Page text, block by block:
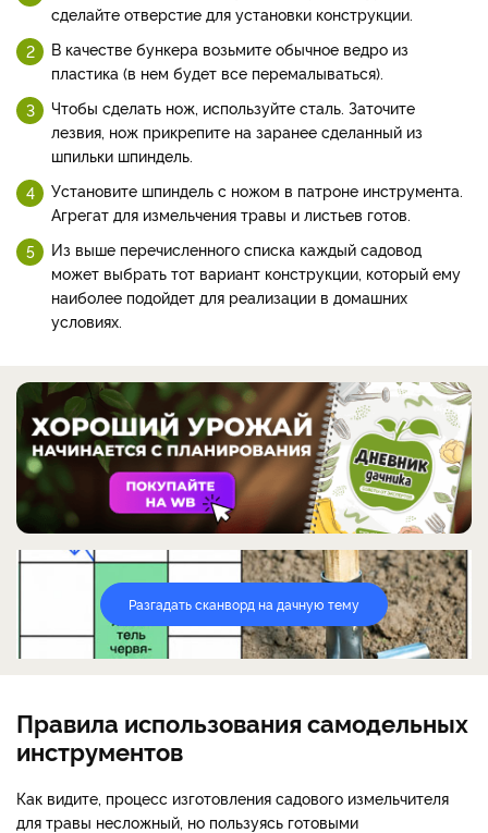
сделайте отверстие для установки конструкции.
В качестве бункера возьмите обычное ведро из
пластика (в нем будет все перемалываться).
Чтобы сделать нож, используйте сталь. Заточите
лезвия, нож прикрепите на заранее сделанный из
шпильки шпиндель.
Установите шпиндель с ножом в патроне инструмента.
Агрегат для измельчения травы и листьев готов.
Из выше перечисленного списка каждый садовод
может выбрать тот вариант конструкции, который ему
наиболее подойдет для реализации в домашних
условиях.
Разгадать сканворд на дачную тему
Правила использования самодельных
инструментов
Как видите, процесс изготовления садового измельчителя
для травы несложный, но пользуясь готовыми